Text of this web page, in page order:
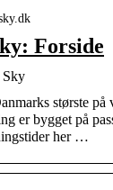
Forside
Sky
største på
er bygget på
her …